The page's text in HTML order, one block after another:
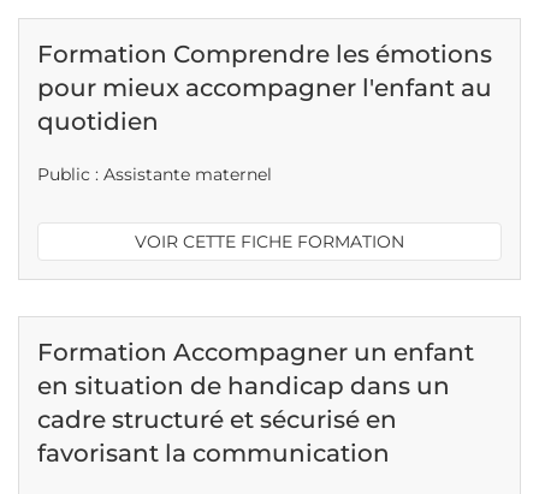
Formation Comprendre les émotions
pour mieux accompagner l'enfant au
quotidien
Public : Assistante maternel
VOIR CETTE FICHE FORMATION
Formation Accompagner un enfant
en situation de handicap dans un
cadre structuré et sécurisé en
favorisant la communication